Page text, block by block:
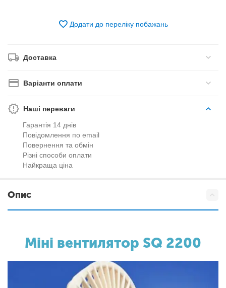
Додати до переліку побажань
Доставка
Варіанти оплати
Наші переваги
Гарантія 14 днів
Повідомлення по email
Повернення та обмін
Різні способи оплати
Найкраща ціна
Опис
Міні вентилятор SQ 2200